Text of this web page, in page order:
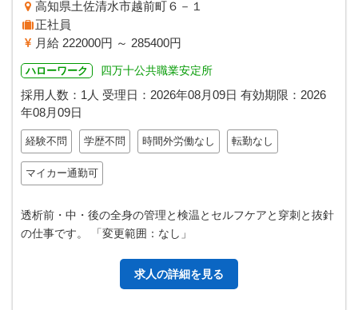
高知県土佐清水市越前町６－１
正社員
月給 222000円 ～ 285400円
ハローワーク 四万十公共職業安定所
採用人数：1人 受理日： 2026年08月09日 有効期限： 2026
年08月09日
経験不問 学歴不問 時間外労働なし 転勤なし
マイカー通勤可
透析前・中・後の全身の管理と検温とセルフケアと穿刺と抜針
の仕事です。 「変更範囲：なし」
求人の詳細を見る